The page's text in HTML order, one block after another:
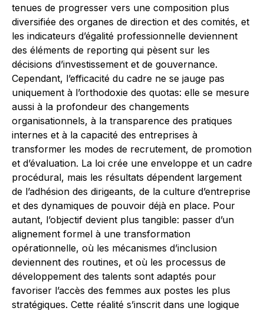
tenues de progresser vers une composition plus
diversifiée des organes de direction et des comités, et
les indicateurs d’égalité professionnelle deviennent
des éléments de reporting qui pèsent sur les
décisions d’investissement et de gouvernance.
Cependant, l’efficacité du cadre ne se jauge pas
uniquement à l’orthodoxie des quotas: elle se mesure
aussi à la profondeur des changements
organisationnels, à la transparence des pratiques
internes et à la capacité des entreprises à
transformer les modes de recrutement, de promotion
et d’évaluation. La loi crée une enveloppe et un cadre
procédural, mais les résultats dépendent largement
de l’adhésion des dirigeants, de la culture d’entreprise
et des dynamiques de pouvoir déjà en place. Pour
autant, l’objectif devient plus tangible: passer d’un
alignement formel à une transformation
opérationnelle, où les mécanismes d’inclusion
deviennent des routines, et où les processus de
développement des talents sont adaptés pour
favoriser l’accès des femmes aux postes les plus
stratégiques. Cette réalité s’inscrit dans une logique